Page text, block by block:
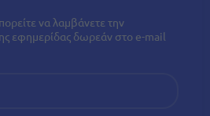
να λαμβάνετε την
εφημερίδας δωρεάν στο e-mail